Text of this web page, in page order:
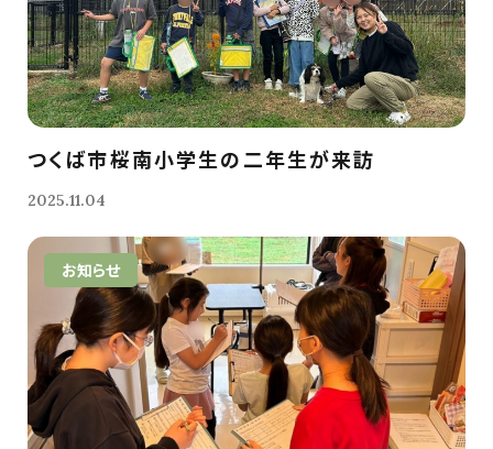
つくば市桜南小学生の二年生が来訪
2025.11.04
お知らせ